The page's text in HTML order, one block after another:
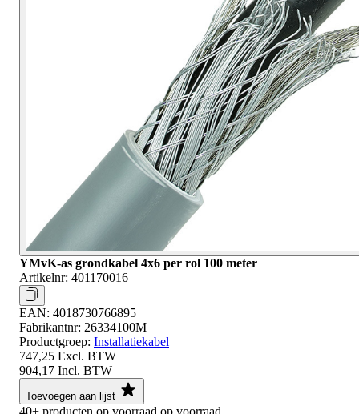
YMvK-as grondkabel 4x6 per rol 100 meter
Artikelnr: 401170016
EAN: 4018730766895
Fabrikantnr: 26334100M
Productgroep: Installatiekabel
747,25 Excl. BTW
904,17 Incl. BTW
Toevoegen aan lijst
40+ producten op voorraad op voorraad